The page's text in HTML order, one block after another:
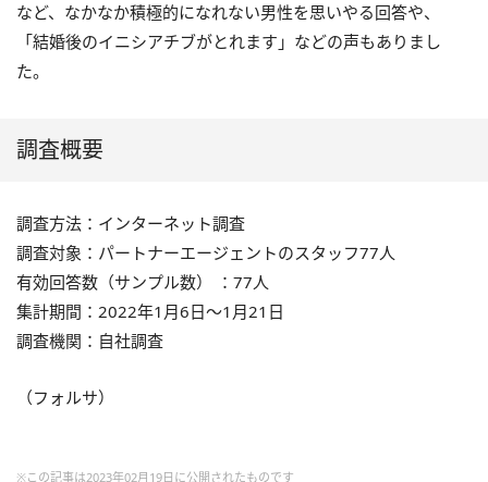
など、なかなか積極的になれない男性を思いやる回答や、
「結婚後のイニシアチブがとれます」などの声もありまし
た。
調査概要
調査方法：インターネット調査
調査対象：パートナーエージェントのスタッフ77人
有効回答数（サンプル数） ：77人
集計期間：2022年1月6日～1月21日
調査機関：自社調査
（フォルサ）
※この記事は2023年02月19日に公開されたものです